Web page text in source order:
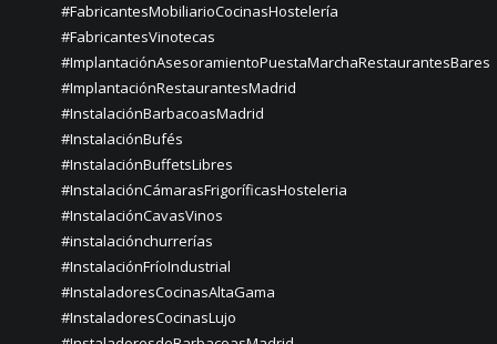
#FabricantesMobiliarioCocinasHostelería
#FabricantesVinotecas
#ImplantaciónAsesoramientoPuestaMarchaRestaurantesBares
#ImplantaciónRestaurantesMadrid
#InstalaciónBarbacoasMadrid
#InstalaciónBufés
#InstalaciónBuffetsLibres
#InstalaciónCámarasFrigoríficasHosteleria
#InstalaciónCavasVinos
#instalaciónchurrerías
#InstalaciónFríoIndustrial
#InstaladoresCocinasAltaGama
#InstaladoresCocinasLujo